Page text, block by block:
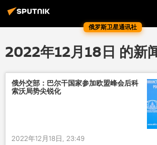
俄罗斯卫星通讯社
2022年12月18日 的新
俄外交部：巴尔干国家参加欧盟峰会后科
索沃局势尖锐化
2022年12月18日, 23:49